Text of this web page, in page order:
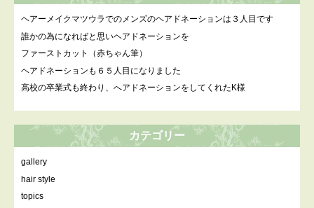
ヘアーメイクマツウラでのメンズのヘアドネーションは３人目です
誰かの為になればと思いヘアドネーションを
ファーストカット（赤ちゃん筆）
ヘアドネーションも６５人目になりました
高校の卒業式も終わり、へアドネーションをしてくれたK様
カテゴリー
gallery
hair style
topics